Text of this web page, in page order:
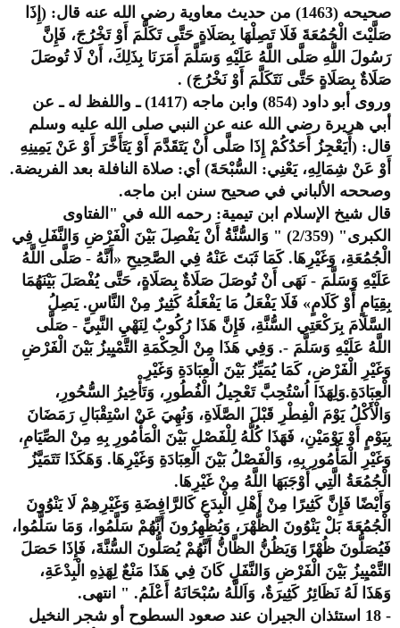
صحيحه (1463) من حديث معاوية رضي الله عنه قال: (إِذَا
صَلَّيْتَ الْجُمُعَةَ فَلَا تَصِلْهَا بِصَلَاةٍ حَتَّى تَكَلَّمَ أَوْ تَخْرُجَ، فَإِنَّ
رَسُولَ اللَّهِ صَلَّى اللَّهُ عَلَيْهِ وَسَلَّمَ أَمَرَنَا بِذَلِكَ، أَنْ لَا تُوصَلَ
صَلَاةٌ بِصَلَاةٍ حَتَّى نَتَكَلَّمَ أَوْ نَخْرُجَ) .
وروى أبو داود (854) وابن ماجه (1417) ـ واللفظ له ـ عن
أبي هريرة رضي الله عنه عن النبي صلى الله عليه وسلم
قال: (أَيَعْجِزُ أَحَدُكُمْ إِذَا صَلَّى أَنْ يَتَقَدَّمَ أَوْ يَتَأَخَّرَ أَوْ عَنْ يَمِينِهِ
أَوْ عَنْ شِمَالِهِ، يَعْنِي: السُّبْحَةَ) أي: صلاة النافلة بعد الفريضة.
وصححه الألباني في صحيح سنن ابن ماجه.
قال شيخ الإسلام ابن تيمية: رحمه الله في "الفتاوى
الكبرى" (2/359) " وَالسُّنَّةُ أَنْ يَفْصِلَ بَيْنَ الْفَرْضِ وَالنَّفَلِ فِي
الْجُمُعَةِ، وَغَيْرِهَا. كَمَا ثَبَتَ عَنْهُ فِي الصَّحِيحِ «أَنَّهُ - صَلَّى اللَّهُ
عَلَيْهِ وَسَلَّمَ - نَهَى أَنْ تُوصَلَ صَلَاةٌ بِصَلَاةٍ، حَتَّى يُفْصَلَ بَيْنَهُمَا
بِقِيَامٍ أَوْ كَلَامٍ» فَلَا يَفْعَلُ مَا يَفْعَلُهُ كَثِيرٌ مِنْ النَّاسِ. يَصِلُ
السَّلَامَ بِرَكْعَتِي السُّنَّةِ، فَإِنَّ هَذَا رُكُوبٌ لِنَهْيِ النَّبِيِّ - صَلَّى
اللَّهُ عَلَيْهِ وَسَلَّمَ -. وَفِي هَذَا مِنْ الْحِكْمَةِ التَّمْيِيزُ بَيْنَ الْفَرْضِ
وَغَيْرِ الْفَرْضِ، كَمَا يُمَيِّزُ بَيْنَ الْعِبَادَةِ وَغَيْرِ
الْعِبَادَةِ.وَلِهَذَا اُسْتُحِبَّ تَعْجِيلُ الْفُطُورِ، وَتَأْخِيرُ السُّحُورِ،
وَالْأَكْلُ يَوْمَ الْفِطْرِ قَبْلَ الصَّلَاةِ، وَنُهِيَ عَنْ اسْتِقْبَالِ رَمَضَانَ
بِيَوْمٍ أَوْ يَوْمَيْنِ، فَهَذَا كُلُّهُ لِلْفَصْلِ بَيْنَ الْمَأْمُورِ بِهِ مِنْ الصِّيَامِ،
وَغَيْرِ الْمَأْمُورِ بِهِ، وَالْفَصْلُ بَيْنَ الْعِبَادَةِ وَغَيْرِهَا. وَهَكَذَا تَتَمَيَّزُ
الْجُمُعَةُ الَّتِي أَوْجَبَهَا اللَّهُ مِنْ غَيْرِهَا.
وَأَيْضًا فَإِنَّ كَثِيرًا مِنْ أَهْلِ الْبِدَعِ كَالرَّافِضَةِ وَغَيْرِهِمْ لَا يَنْوُونَ
الْجُمُعَةَ بَلْ يَنْوُونَ الظُّهْرَ، وَيُظْهِرُونَ أَنَّهُمْ سَلَّمُوا، وَمَا سَلَّمُوا،
فَيُصَلُّونَ ظُهْرًا وَيَظُنُّ الظَّانُّ أَنَّهُمْ يُصَلُّونَ السُّنَّةَ، فَإِذَا حَصَلَ
التَّمْيِيزُ بَيْنَ الْفَرْضِ وَالنَّفَلِ كَانَ فِي هَذَا مَنْعٌ لِهَذِهِ الْبِدْعَةِ،
وَهَذَا لَهُ نَظَائِرُ كَثِيرَةٌ، وَاَللَّهُ سُبْحَانَهُ أَعْلَمُ. " انتهى.
- 18 استئذان الجيران عند صعود السطوح أو شجر النخيل